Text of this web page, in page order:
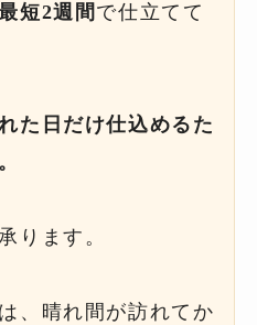
短2週間 で仕立てて
た日だけ仕込めるた
ります。
、晴れ間が訪れてか